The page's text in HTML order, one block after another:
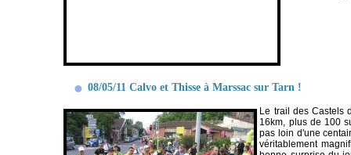
08/05/11 Calvo et Thisse à Marssac sur Tarn !
Le trail des Castels
16km, plus de 100
pas loin d'une
véritablement